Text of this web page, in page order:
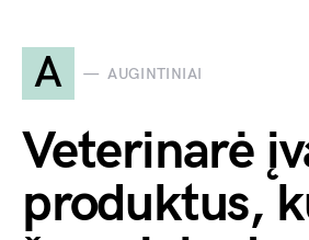
A AUGINTINIAI
Veterinarė
produktus,